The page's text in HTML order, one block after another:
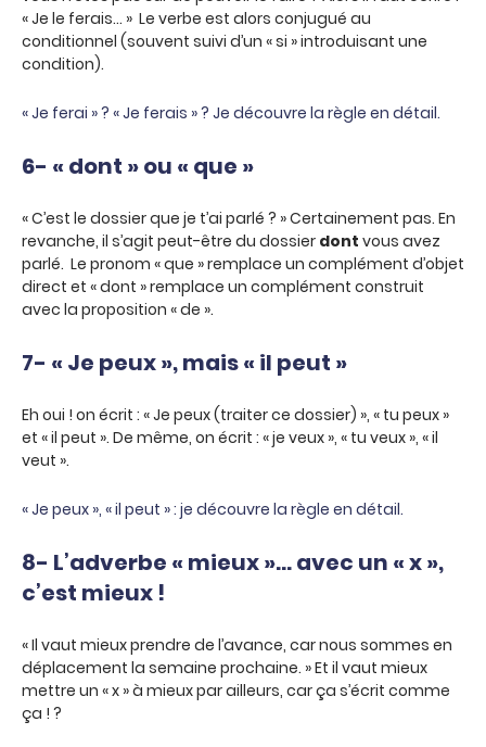
« Je le ferais… » Le verbe est alors conjugué au
conditionnel (souvent suivi d’un « si » introduisant une
condition).
« Je ferai » ? « Je ferais » ? Je découvre la règle en détail.
6- « dont » ou « que »
« C’est le dossier que je t’ai parlé ? » Certainement pas. En
revanche, il s’agit peut-être du dossier dont vous avez
parlé. Le pronom « que » remplace un complément d’objet
direct et « dont » remplace un complément construit
avec la proposition « de ».
7- « Je peux », mais « il peut »
Eh oui ! on écrit : « Je peux (traiter ce dossier) », « tu peux »
et « il peut ». De même, on écrit : « je veux », « tu veux », « il
veut ».
« Je peux », « il peut » : je découvre la règle en détail.
8- L’adverbe « mieux »… avec un « x »,
c’est mieux !
« Il vaut mieux prendre de l’avance, car nous sommes en
déplacement la semaine prochaine. » Et il vaut mieux
mettre un « x » à mieux par ailleurs, car ça s’écrit comme
ça ! ?